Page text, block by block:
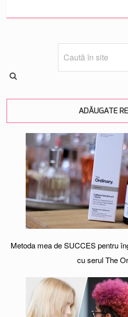
ADĂUGATE
Metoda mea de SUCCES pentru
cu serul The